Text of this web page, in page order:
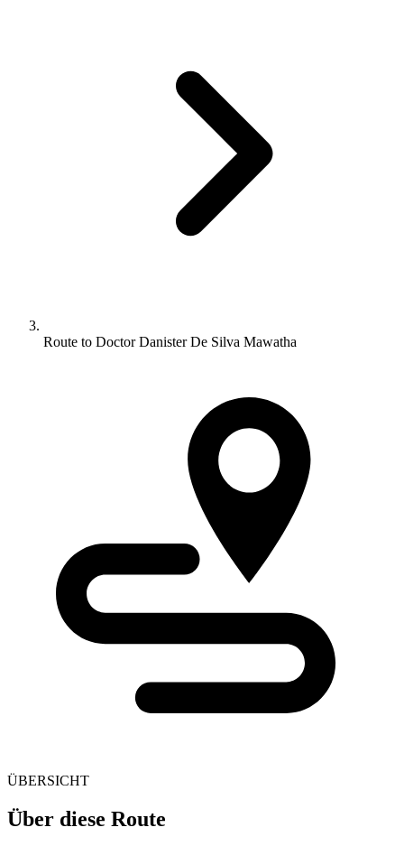
Route to Doctor Danister De Silva Mawatha
ÜBERSICHT
Über diese Route